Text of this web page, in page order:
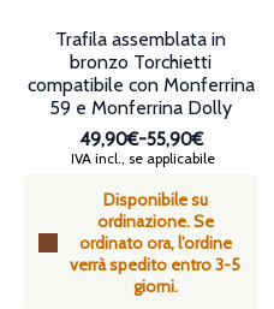
Disponibile su
ordinazione. Se
ordinato ora, l’ordine
verrà spedito entro 3-5
giorni.
Trafila assemblata in
bronzo Torchietti
compatibile con Monferrina
59 e Monferrina Dolly
49,90€-55,90€
Fascia
prezzo:
da
49,90€
a
55,90€
IVA incl., se applicabile